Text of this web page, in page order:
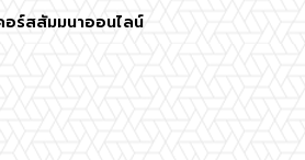
อร์สสัมมนาออนไลน์